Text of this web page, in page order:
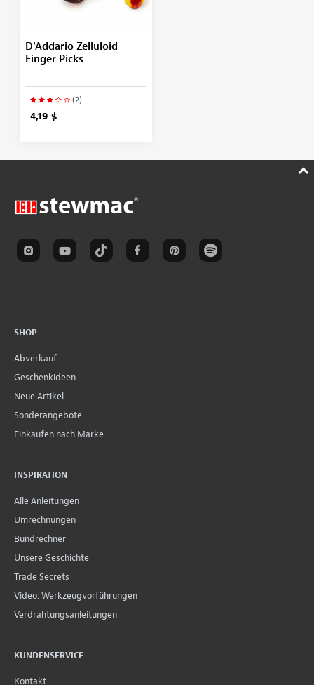
D'Addario Zelluloid
Finger Picks
(2)
4,19 $
SHOP
Abverkauf
Geschenkideen
Neue Artikel
Sonderangebote
Einkaufen nach Marke
INSPIRATION
Alle Anleitungen
Umrechnungen
Bundrechner
Unsere Geschichte
Trade Secrets
Video: Werkzeugvorführungen
Verdrahtungsanleitungen
KUNDENSERVICE
Kontakt